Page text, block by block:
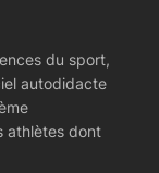
du sport,
autodidacte
athlètes dont